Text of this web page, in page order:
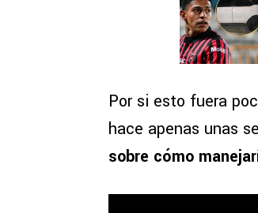
Por si esto fuera
hace apenas unas
sobre cómo